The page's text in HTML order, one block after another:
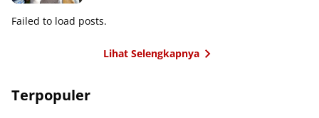
Failed to load posts.
Lihat Selengkapnya
Terpopuler